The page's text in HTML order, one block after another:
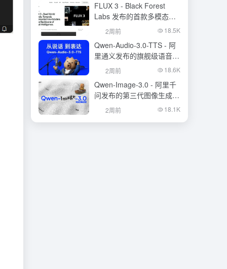
FLUX 3 - Black Forest
Labs 发布的首款多模态基
础模型
2周前 18.5K
Qwen-Audio-3.0-TTS - 阿
里通义发布的旗舰级语音合
成大模型
2周前 18.6K
Qwen-Image-3.0 - 阿里千
问发布的第三代图像生成基
础模型
2周前 18.1K